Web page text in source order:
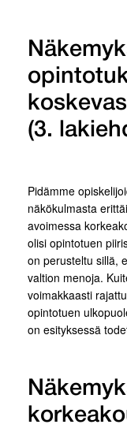
(3.
Pidämme
näkökulmasta
avoimessa
olisi opintotuen
on perusteltu sillä,
valtion menoja.
voimakkaasti
opintotuen
on esityksessä